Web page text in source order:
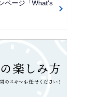
ページ「What's